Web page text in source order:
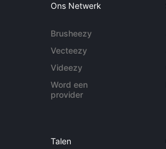
Ons Netwerk
Brusheezy
Vecteezy
Videezy
Word een
provider
Talen